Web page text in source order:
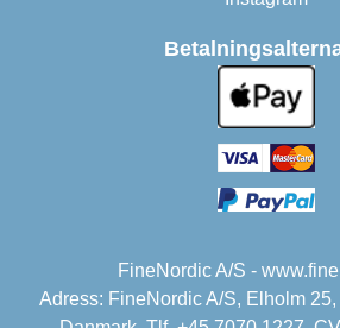
FineNordic A/S -
Adress: FineNordic A/S, Elholm